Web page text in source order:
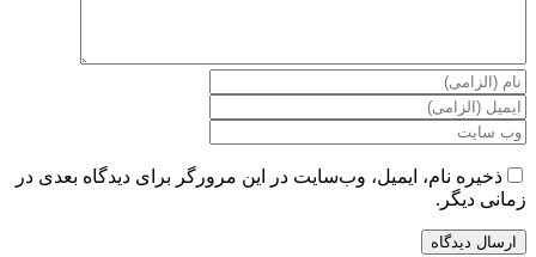
ذخیره نام، ایمیل، وب‌سایت در این مرورگر برای دیدگاه بعدی در
زمانی دیگر.